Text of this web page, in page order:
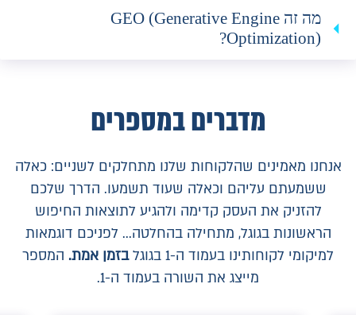
מה זה GEO (Generative Engine
Optimization)?
מדברים במספרים
אנחנו מאמינים שהלקוחות שלנו מתחלקים לשניים: כאלה
ששמעתם עליהם וכאלה שעוד תשמעו. הדרך שלכם
להזניק את העסק קדימה ולהגיע לתוצאות החיפוש
הראשונות בגוגל, מתחילה בהחלטה... לפניכם דוגמאות
למיקומי לקוחותינו בעמוד ה-1 בגוגל
בזמן אמת. המספר
מייצג את השורה בעמוד ה-1.